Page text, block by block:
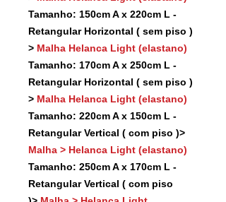
Tamanho: 150cm A x 220cm L -
Retangular Horizontal ( sem piso )
> Malha Helanca Light (elastano)
Tamanho: 170cm A x 250cm L -
Retangular Horizontal ( sem piso )
> Malha Helanca Light (elastano)
Tamanho: 220cm A x 150cm L -
Retangular Vertical ( com piso )>
Malha > Helanca Light (elastano)
Tamanho: 250cm A x 170cm L -
Retangular Vertical ( com piso